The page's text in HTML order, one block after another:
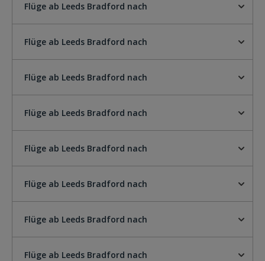
Flüge ab Leeds Bradford nach
Flüge ab Leeds Bradford nach
Flüge ab Leeds Bradford nach
Flüge ab Leeds Bradford nach
Flüge ab Leeds Bradford nach
Flüge ab Leeds Bradford nach
Flüge ab Leeds Bradford nach
Flüge ab Leeds Bradford nach